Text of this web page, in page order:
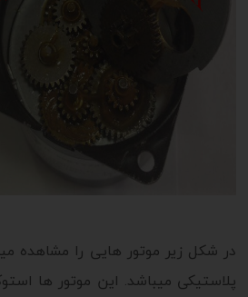
در شکل زیر موتور هایی را مشاهده
پلاستیکی میباشد. این موتور ها